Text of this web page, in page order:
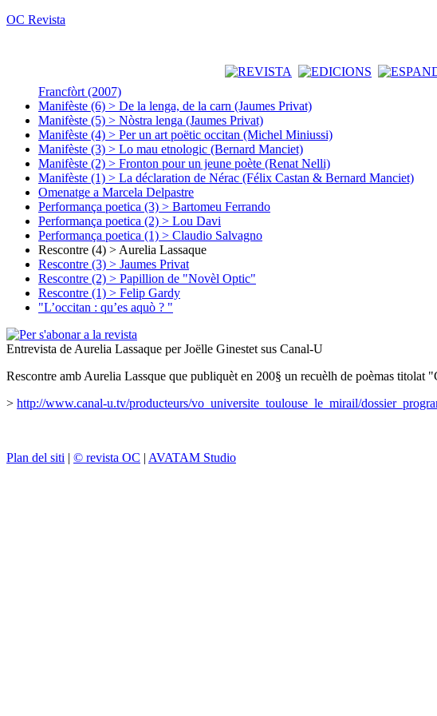
OC Revista
Francfòrt (2007)
Manifèste (6) > De la lenga, de la carn (Jaumes Privat)
Manifèste (5) > Nòstra lenga (Jaumes Privat)
Manifèste (4) > Per un art poëtic occitan (Michel Miniussi)
Manifèste (3) > Lo mau etnologic (Bernard Manciet)
Manifèste (2) > Fronton pour un jeune poète (Renat Nelli)
Manifèste (1) > La déclaration de Nérac (Félix Castan & Bernard Manciet)
Omenatge a Marcela Delpastre
Performança poetica (3) > Bartomeu Ferrando
Performança poetica (2) > Lou Davi
Performança poetica (1) > Claudio Salvagno
Rescontre (4) > Aurelia Lassaque
Rescontre (3) > Jaumes Privat
Rescontre (2) > Papillion de "Novèl Optic"
Rescontre (1) > Felip Gardy
"L’occitan : qu’es aquò ? "
Entrevista de Aurelia Lassaque per Joëlle Ginestet sus Canal-U
Rescontre amb Aurelia Lassque que publiquèt en 200§ un recuèlh de poèmas titolat
> http://www.canal-u.tv/producteurs/vo_universite_toulouse_le_mirail/
Plan del siti | © revista OC | AVATAM Studio